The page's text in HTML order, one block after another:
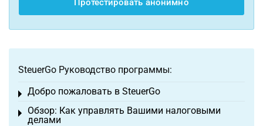
Протестировать анонимно
SteuerGo Руководство программы:
Добро пожаловать в SteuerGo
Toggle menu
Обзор: Как управлять Вашими налоговыми
делами
Toggle menu